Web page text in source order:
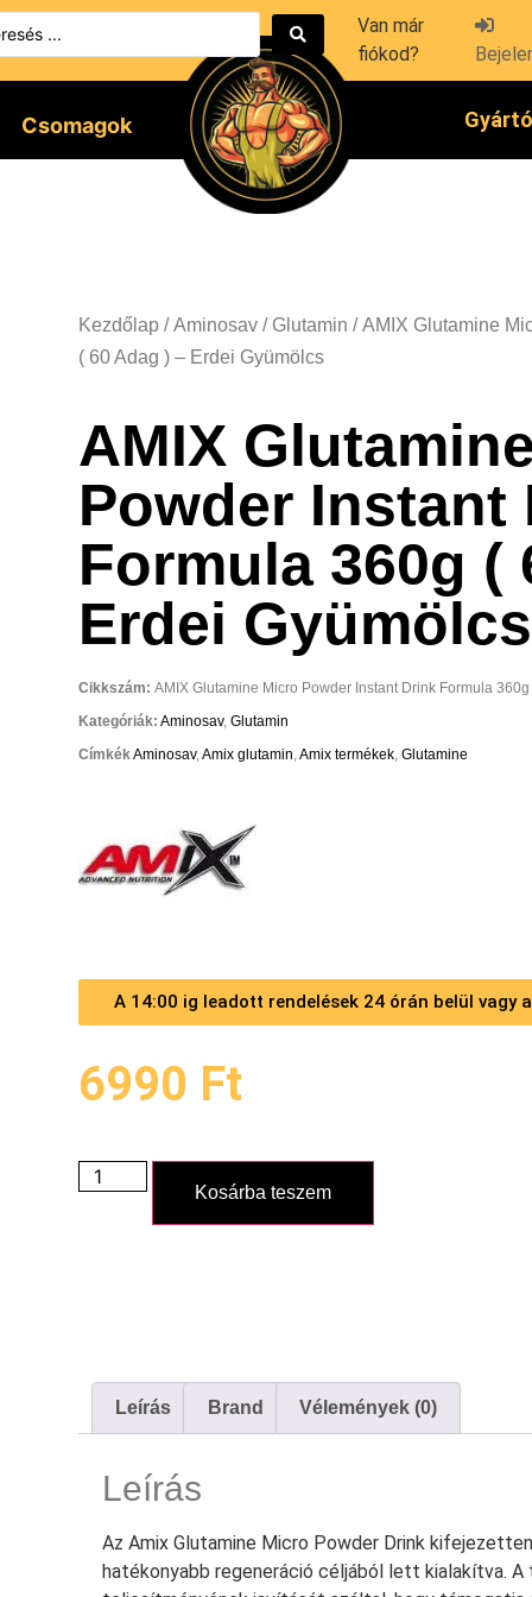
Van már
fiókod?
Csomagok
Kezdőlap /Aminosav / Glutamin / AMIX Glutamine
( 60 Adag ) – Erdei Gyümölcs
AMIX
Powder Instant
Formula 360g (
Erdei Gyümölcs
Cikkszám: AMIX Glutamine Micro Powder Instant Drink Formula
Kategóriák: Aminosav, Glutamin
CímkékAminosav,Amix glutamin,Amix termékek, Glutamine
A 14:00 ig leadott rendelések 24 órán belül vagy
6990 Ft
Kosárba teszem
Leírás Brand Vélemények (0)
Leírás
Az Amix Glutamine Micro Powder Drink
hatékonyabb regeneráció céljából lett kialakítva.